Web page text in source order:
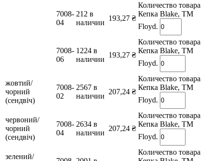
7008-
04
212 в
наличии
193,27 ₴
Количество товара
Кепка Blake, TM
Floyd.
7008-
06
1224 в
наличии
193,27 ₴
Количество товара
Кепка Blake, TM
Floyd.
жовтий/
чорний
(сендвіч)
7008-
02
2567 в
наличии
207,24 ₴
Количество товара
Кепка Blake, TM
Floyd.
червоний/
чорний
(сендвіч)
7008-
04
2634 в
наличии
207,24 ₴
Количество товара
Кепка Blake, TM
Floyd.
зелений/
Количество товара